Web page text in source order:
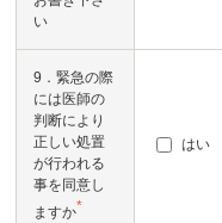
い
9．緊急の際
には医師の
判断により
正しい処置
が行われる
事を同意し
ますか*
はい